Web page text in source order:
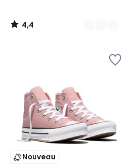
4,4
/
Nouveau